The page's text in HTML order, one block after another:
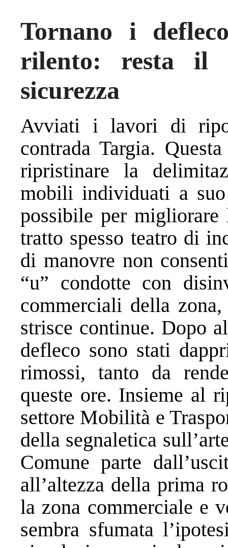
Tornano i
rilento: resta il
sicurezza
Avviati i lavori di
contrada Targia.
ripristinare la
mobili individuati a
possibile per migliorare
tratto spesso teatro di
di manovre non
“u” condotte con
commerciali della
strisce continue. Dopo
defleco sono stati
rimossi, tanto da
queste ore. Insieme al
settore Mobilità e
della segnaletica
Comune parte
all’altezza della prima
la zona commerciale e
sembra sfumata